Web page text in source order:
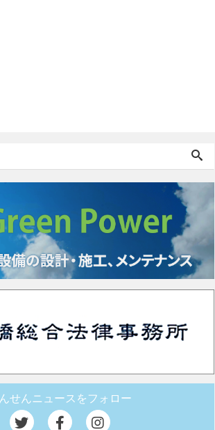
せんニュースをフォロー